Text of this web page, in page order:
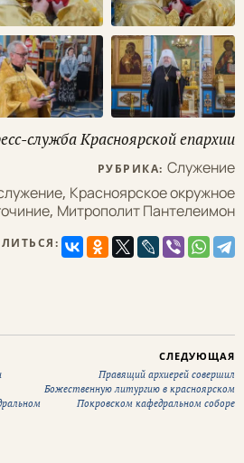
служба Красноярской епархии
РУБРИКА: Служение
, Красноярское окружное
, Митрополит Пантелеимон
СЛЕДУЮЩАЯ
Правящий архиерей совершил
Божественную литургию в красноярском
Покровском кафедральном соборе